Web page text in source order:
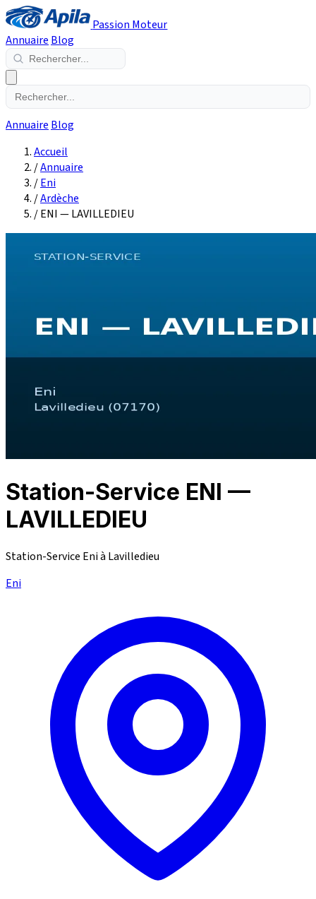
Passion Moteur
Annuaire Blog
Annuaire Blog
Accueil
/Annuaire
/Eni
/Ardèche
/ENI — LAVILLEDIEU
Station-Service ENI —
LAVILLEDIEU
Station-Service Eni à Lavilledieu
Eni